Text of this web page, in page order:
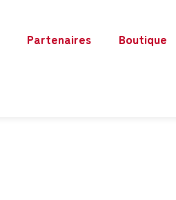
Partenaires Boutique